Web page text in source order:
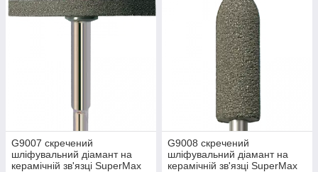
G9007 скречений
шліфувальний діамант на
керамічній зв'язці SuperMax
G9008 скречений
шліфувальний діамант на
керамічній зв'язці SuperMax